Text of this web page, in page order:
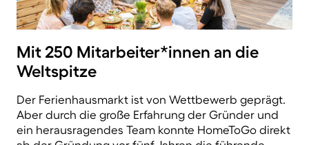
Mit 250 Mitarbeiter*innen an die
Weltspitze
Der Ferienhausmarkt ist von Wettbewerb geprägt.
Aber durch die große Erfahrung der Gründer und
ein herausragendes Team konnte HomeToGo direkt